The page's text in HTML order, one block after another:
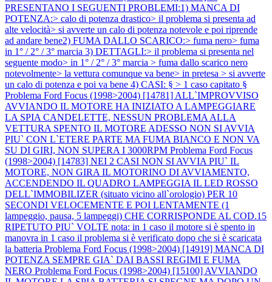
PRESENTANO I SEGUENTI PROBLEMI:1) MANCA DI
POTENZA:> calo di potenza drastico> il problema si presenta ad
alte velocità> si avverte un calo di potenza notevole e poi riprende
ad andare bene2) FUMA DALLO SCARICO:> fuma nero> fuma
in 1° / 2° / 3° marcia 3) DETTAGLI:> il problema si presenta nel
seguente modo> in 1° / 2° / 3° marcia > fuma dallo scarico nero
notevolmente> la vettura comunque va bene> in pretesa > si avverte
un calo di potenza e poi va bene 4) CASI: § > 1 caso capitato §
Problema Ford Focus (1998>2004) [14781] ALL`IMPROVVISO
AVVIANDO IL MOTORE HA INIZIATO A LAMPEGGIARE
LA SPIA CANDELETTE, NESSUN PROBLEMA ALLA
VETTURA SPENTO IL MOTORE ADESSO NON SI AVVIA
PIU` CON L`ETERE PARTE MA FUMA BIANCO E NON VA
SU DI GIRI, NON SUPERA I 3000RPM Problema Ford Focus
(1998>2004) [14783] NEI 2 CASI NON SI AVVIA PIU` IL
MOTORE, NON GIRA IL MOTORINO DI AVVIAMENTO,
ACCENDENDO IL QUADRO LAMPEGGIA IL LED ROSSO
DELL`IMMOBILIZER (situato vicino all`orologio) PER 10
SECONDI VELOCEMENTE E POI LENTAMENTE (1
lampeggio, pausa, 5 lampeggi) CHE CORRISPONDE AL COD.15
RIPETUTO PIU` VOLTE nota: in 1 caso il motore si è spento in
manovra in 1 caso il problema si è verificato dopo che si è scaricata
la batteria Problema Ford Focus (1998>2004) [14919] MANCA DI
POTENZA SEMPRE GIA` DAI BASSI REGIMI E FUMA
NERO Problema Ford Focus (1998>2004) [15100] AVVIANDO